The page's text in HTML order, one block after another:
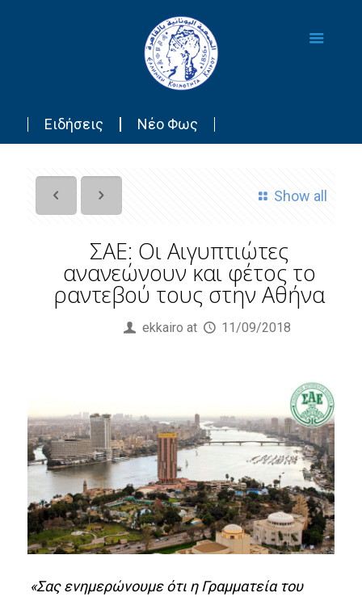
Ειδήσεις Νέο Φως
Show all
ΣΑΕ: Οι Αιγυπτιώτες
ανανεώνουν και φέτος το
ραντεβού τους στην Αθήνα
ekkairo at 11/09/2018
«Σας ενημερώνουμε ότι η Γραμματεία του